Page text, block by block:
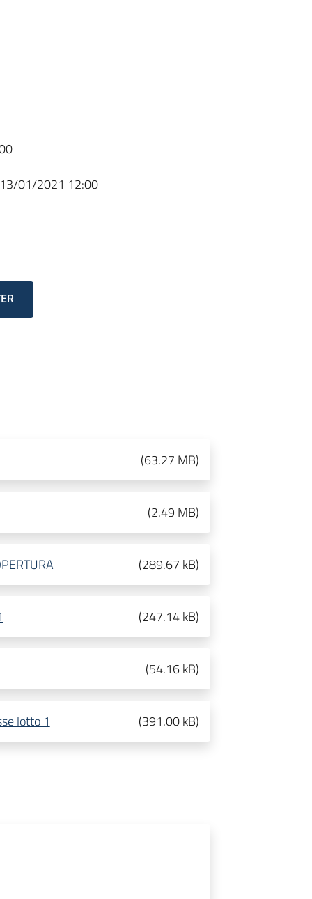
01/2021 12:00
(63.27 MB)
(2.49 MB)
(289.67 kB)
(247.14 kB)
(54.16 kB)
lotto 1 (391.00 kB)